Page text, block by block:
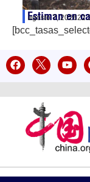
Estiman en
agosto 7, 2026